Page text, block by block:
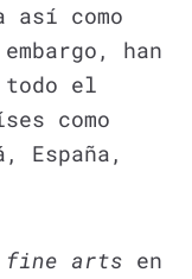
así como
han
todo el
como
España,
fine arts en